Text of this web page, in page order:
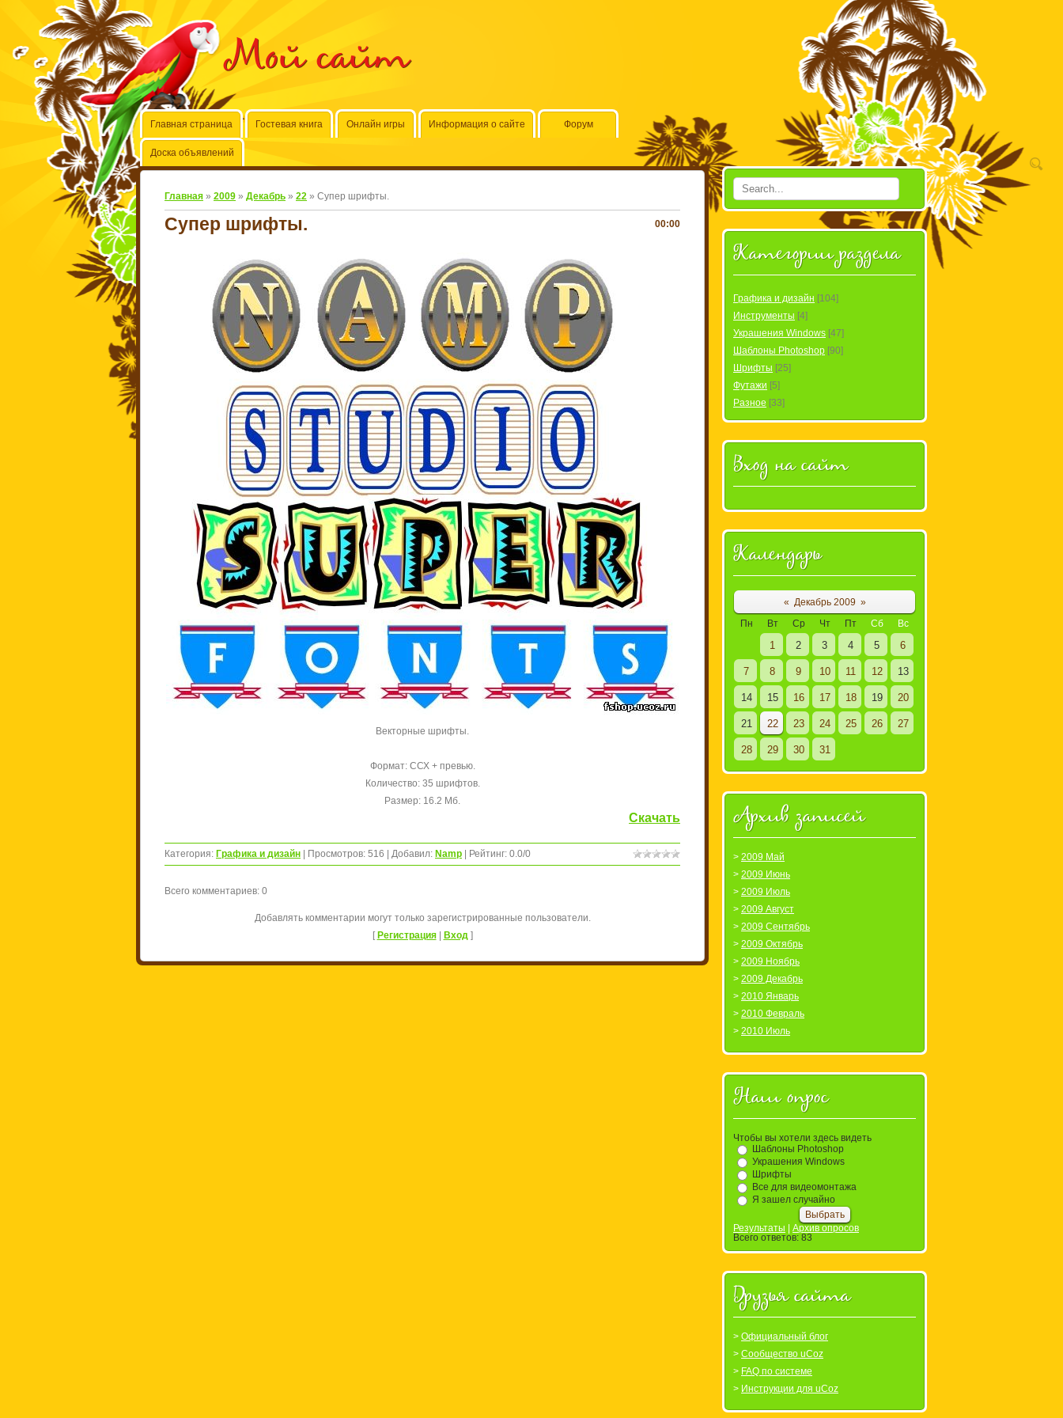
Мой сайт
Главная страница Гостевая книга Онлайн игры Информация о сайте Форум
Доска объявлений
Главная » 2009 » Декабрь » 22 » Супер шрифты.
00:00
Супер шрифты.
Векторные шрифты.
Формат: ССХ + превью.
Количество: 35 шрифтов.
Размер: 16.2 Мб.
Скачать
Категория: Графика и дизайн Просмотров: 516 Добавил: Namp Рейтинг: 0.0/0
Всего комментариев: 0
Добавлять комментарии могут только зарегистрированные пользователи.
[ Регистрация| Вход]
Категории раздела
Графика и дизайн [104]
Инструменты [4]
Украшения Windows [47]
Шаблоны Photoshop [90]
Шрифты [25]
Футажи [5]
Разное [33]
Вход на сайт
Календарь
« Декабрь 2009 »
Пн
Вт Ср Чт Пт Сб Вс
1 2 3 4 5 6
7 8 9 10 11 12 13
14 15 16 17 18 19 20
21 22 23 24 25 26 27
28 29 30 31
Архив записей
2009 Май
2009 Июнь
2009 Июль
2009 Август
2009 Сентябрь
2009 Октябрь
2009 Ноябрь
2009 Декабрь
2010 Январь
2010 Февраль
2010 Июль
Наш опрос
Чтобы вы хотели здесь видеть
Шаблоны Photoshop
Украшения Windows
Шрифты
Все для видеомонтажа
Я зашел случайно
Результаты
Архив опросов
Всего ответов: 83
Друзья сайта
Официальный блог
Сообщество uCoz
FAQ по системе
Инструкции для uCoz